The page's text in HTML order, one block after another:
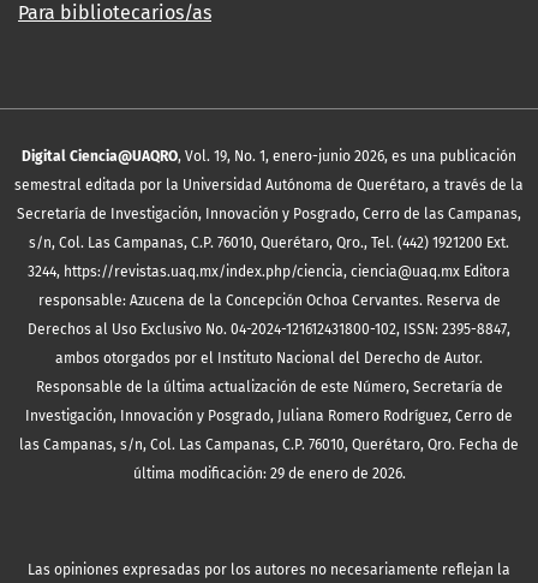
Para bibliotecarios/as
Digital Ciencia@UAQRO, Vol. 19, No. 1, enero-junio 2026, es una publicación
semestral editada por la Universidad Autónoma de Querétaro, a través de la
Secretaría de Investigación, Innovación y Posgrado, Cerro de las Campanas,
s/n, Col. Las Campanas, C.P. 76010, Querétaro, Qro., Tel. (442) 1921200 Ext.
3244, https://revistas.uaq.mx/index.php/ciencia, ciencia@uaq.mx Editora
responsable: Azucena de la Concepción Ochoa Cervantes. Reserva de
Derechos al Uso Exclusivo No. 04-2024-121612431800-102, ISSN: 2395-8847,
ambos otorgados por el Instituto Nacional del Derecho de Autor.
Responsable de la última actualización de este Número, Secretaría de
Investigación, Innovación y Posgrado, Juliana Romero Rodríguez, Cerro de
las Campanas, s/n, Col. Las Campanas, C.P. 76010, Querétaro, Qro. Fecha de
última modificación: 29 de enero de 2026.
Las opiniones expresadas por los autores no necesariamente reflejan la